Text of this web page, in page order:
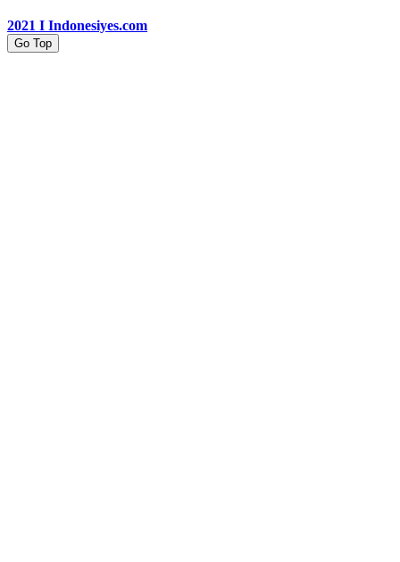
2021 I Indonesiyes.com
Go Top